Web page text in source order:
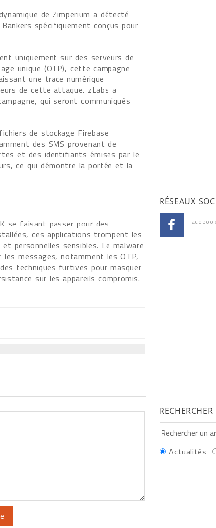
de Zimperium a détecté
spécifiquement conçus pour
uniquement sur des serveurs de
unique (OTP), cette campagne
une trace numérique
de cette attaque. zLabs a
qui seront communiqués
de stockage Firebase
des SMS provenant de
et des identifiants émises par le
ce qui démontre la portée et la
se faisant passer pour des
ces applications trompent les
personnelles sensibles. Le malware
messages, notamment les OTP,
techniques furtives pour masquer
sur les appareils compromis.
RÉSEAUX
Facebook
RECHERCHER
Actualités